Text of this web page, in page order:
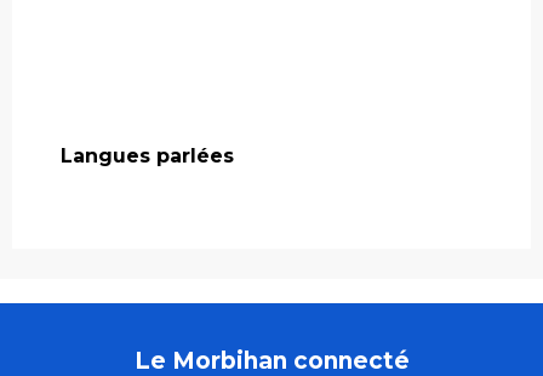
Langues parlées
Langues parlées
Le Morbihan connecté